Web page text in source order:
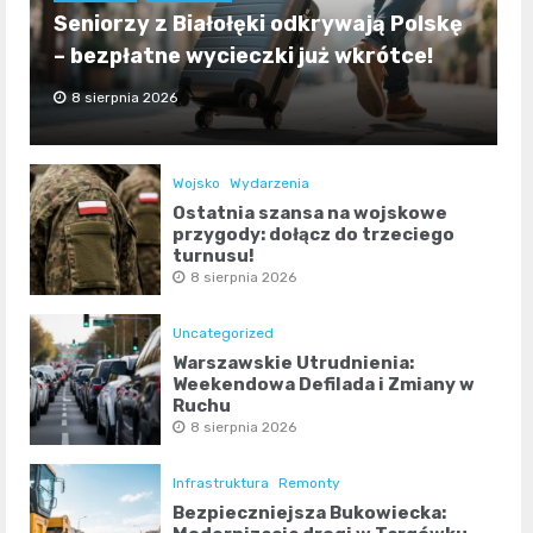
Seniorzy z Białołęki odkrywają Polskę
– bezpłatne wycieczki już wkrótce!
8 sierpnia 2026
Wojsko Wydarzenia
Ostatnia szansa na wojskowe
przygody: dołącz do trzeciego
turnusu!
8 sierpnia 2026
Uncategorized
Warszawskie Utrudnienia:
Weekendowa Defilada i Zmiany w
Ruchu
8 sierpnia 2026
Infrastruktura Remonty
Bezpieczniejsza Bukowiecka: